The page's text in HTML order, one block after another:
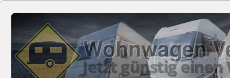
Wohnwagen
Jetzt günstig